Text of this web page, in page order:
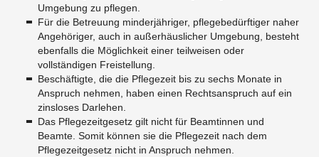
Umgebung zu pflegen.
Für die Betreuung minderjähriger, pflegebedürftiger naher
Angehöriger, auch in außerhäuslicher Umgebung, besteht
ebenfalls die Möglichkeit einer teilweisen oder
vollständigen Freistellung.
​Beschäftigte, die die Pflegezeit bis zu sechs Monate in
Anspruch nehmen, haben einen Rechtsanspruch auf ein
zinsloses Darlehen.
​Das Pflegezeitgesetz gilt nicht für Beamtinnen und
Beamte. Somit können sie die Pflegezeit nach dem
Pflegezeitgesetz nicht in Anspruch nehmen.